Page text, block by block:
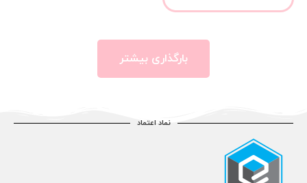
بارگذاری بیشتر
نماد اعتماد